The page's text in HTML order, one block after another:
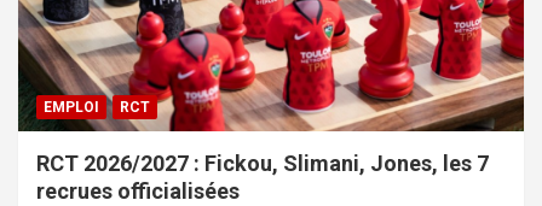
EMPLOI RCT
RCT 2026/2027 : Fickou, Slimani, Jones, les 7
recrues officialisées